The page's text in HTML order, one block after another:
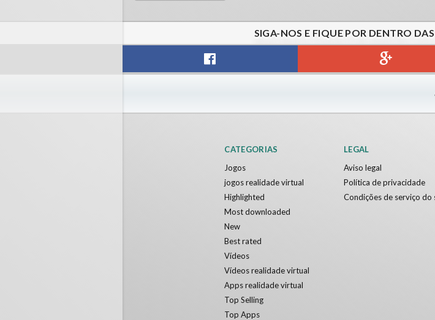
SIGA-NOS E FIQUE POR DENTRO
CATEGORIAS
Jogos
jogos realidade virtual
Highlighted
Most downloaded
New
Best rated
Vídeos
Vídeos realidade virtual
Apps realidade virtual
Top Selling
Top Apps
LEGAL
Aviso legal
Política de privacidade
Condições de serviço do